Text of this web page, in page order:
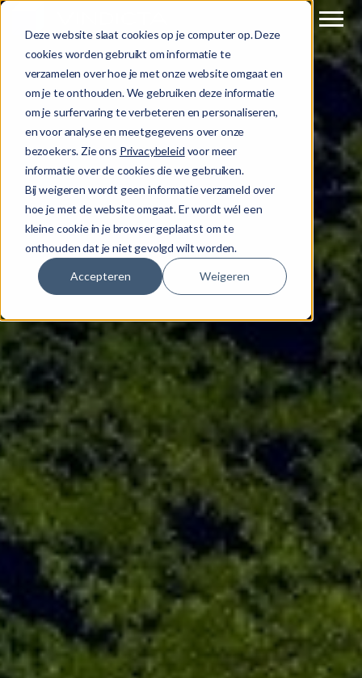
Deze website slaat cookies op je computer op. Deze
cookies worden gebruikt om informatie te
verzamelen over hoe je met onze website omgaat en
om je te onthouden. We gebruiken deze informatie
om je surfervaring te verbeteren en personaliseren,
en voor analyse en meetgegevens over onze
bezoekers. Zie ons Privacybeleid voor meer
informatie over de cookies die we gebruiken.
Bij weigeren wordt geen informatie verzameld over
hoe je met de website omgaat. Er wordt wél een
kleine cookie in je browser geplaatst om te
onthouden dat je niet gevolgd wilt worden.
Accepteren Weigeren